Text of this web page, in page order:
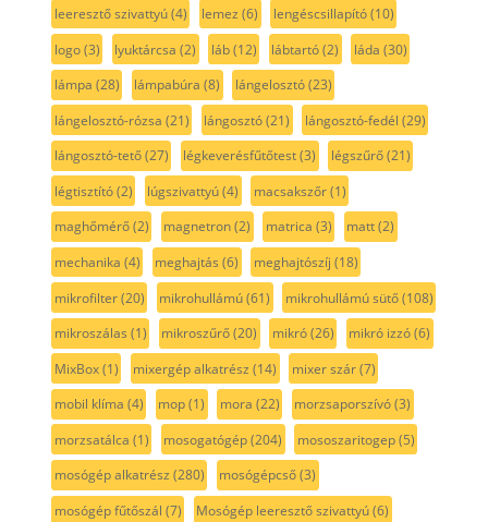
leeresztő szivattyú(4) lemez (6) lengéscsillapító(10)
logo(3) lyuktárcsa (2) láb(12) lábtartó(2) láda (30)
lámpa (28) lámpabúra (8) lángelosztó(23)
lángelosztó-rózsa (21) lángosztó(21) lángosztó-fedél (29)
lángosztó-tető(27) légkeverésfűtőtest(3) légszűrő(21)
légtisztító(2) lúgszivattyú(4) macsakszőr(1)
maghőmérő(2) magnetron(2) matrica (3) matt(2)
mechanika (4) meghajtás (6) meghajtószíj (18)
mikrofilter(20) mikrohullámú(61) mikrohullámú sütő(108)
mikroszálas (1) mikroszűrő(20) mikró(26) mikró izzó(6)
MixBox(1) mixergép alkatrész (14) mixer szár(7)
mobil klíma (4) mop(1) mora (22) morzsaporszívó(3)
morzsatálca (1) mosogatógép(204) mososzaritogep(5)
mosógép alkatrész (280) mosógépcső(3)
mosógép fűtőszál (7) Mosógép leeresztő szivattyú(6)